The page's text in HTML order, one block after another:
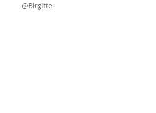
@Birgitte